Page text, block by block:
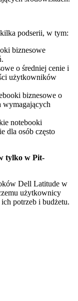
podserii, w tym:
biznesowe
o średniej cenie i
użytkowników
biznesowe o
notebooki
dla osób często
tylko w Pit-
Dell Latitude w
użytkownicy
potrzeb i budżetu.